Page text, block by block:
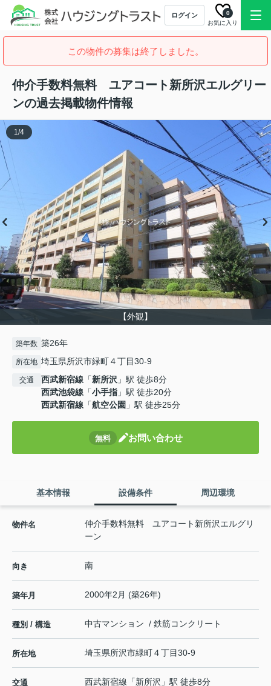
ログイン
お気に入り
0
この物件の募集は終了しました。
仲介手数料無料 ユアコート新所沢エルグリー
ンの過去掲載物件情報
【外観】
1/4
築年数 築26年
所在地 埼玉県所沢市緑町４丁目30-9
交通 西武新宿線 「新所沢 」駅 徒歩8分
西武池袋線 「小手指 」駅 徒歩20分
西武新宿線 「航空公園 」駅 徒歩25分
無料 お問い合わせ
基本情報 設備条件 周辺環境
物件名
仲介手数料無料 ユアコート新所沢エルグリ
ーン
向き 南
築年月 2000年2月 (築26年)
種別 / 構造 中古マンション / 鉄筋コンクリート
所在地 埼玉県所沢市緑町４丁目30-9
交通 西武新宿線 「新所沢 」駅 徒歩8分